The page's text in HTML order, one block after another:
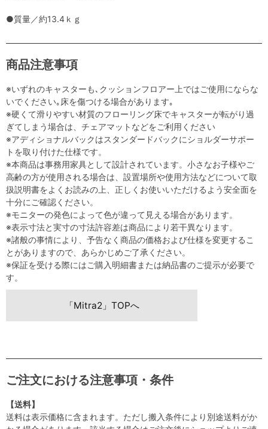
●質量／約13.4ｋｇ
商品注意事項
※いずれのキャスターも､クッションフロアー上ではご使用にならな
いでください｡床を傷つける場合があります｡
※硬くて滑りやすい材質のフローリング床でキャスターが転がり過
ぎてしまう場合は、チェアマットなどをご利用ください
※アディショナルバックはスタンダードバックにショルダーサポー
トを取り付けた仕様です。
※本商品は事務用家具として設計されています。小さなお子様やご
高齢の方が使用される場合は、設置場所や使用方法などについて取
扱説明書をよくお読みの上、正しくお使いいただけるよう安全面を
十分にご確認ください。
※モニターの発色によって色が違って見える場合があります。
※表示寸法と実寸の寸法許容差は商品により若干異なります。
※諸般の事情により、予告なく商品の価格および仕様を変更するこ
とがありますので、あらかじめご了承ください。
※保証を受ける際にはご購入明細書または納品書のご提示が必要で
す。
「Mitra2」TOPへ
ご注文における注意事項・条件
【送料】
送料は表示価格に含まれます。ただし搬入条件により別途送料がか